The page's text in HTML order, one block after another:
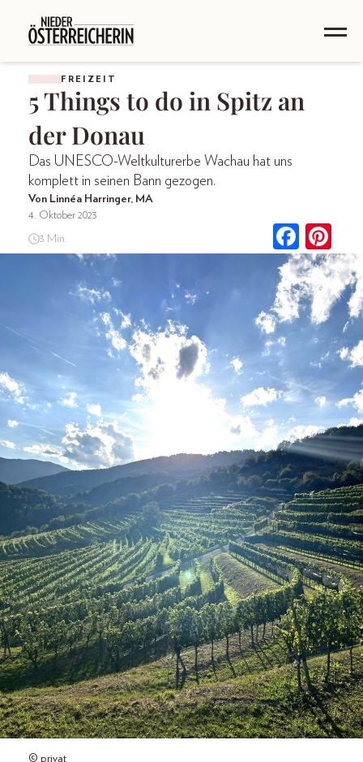
FREIZEIT
5 Things to do in Spitz an
der Donau
Das UNESCO-Weltkulturerbe Wachau hat uns
komplett in seinen Bann gezogen.
Von Linnéa Harringer, MA
4. Oktober 2023
3 Min.
© privat